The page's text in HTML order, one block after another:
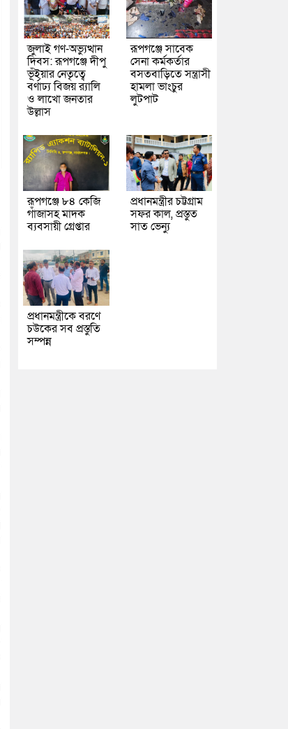
জুলাই গণ-অভ্যুত্থান
দিবস: রূপগঞ্জে দীপু
ভূঁইয়ার নেতৃত্বে
বর্ণাঢ্য বিজয় র‌্যালি
ও লাখো জনতার
উল্লাস
রূপগঞ্জে সাবেক
সেনা কর্মকর্তার
বসতবাড়িতে সন্ত্রাসী
হামলা ভাংচুর
লুটপাট
রূপগঞ্জে ৮৪ কেজি
গাঁজাসহ মাদক
ব্যবসায়ী গ্রেপ্তার
প্রধানমন্ত্রীর চট্টগ্রাম
সফর কাল, প্রস্তুত
সাত ভেন্যু
প্রধানমন্ত্রীকে বরণে
চউকের সব প্রস্তুতি
সম্পন্ন